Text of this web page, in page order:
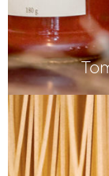
Das
Reife
–